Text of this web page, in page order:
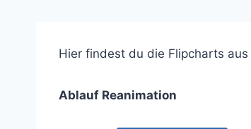
Hier findest du die Flipcharts
Ablauf Reanimation